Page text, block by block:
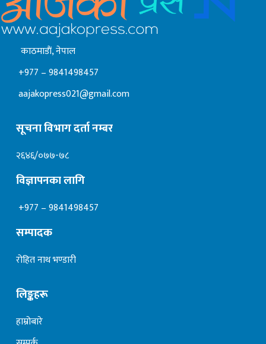
काठमाडाैं, नेपाल
+977 – 9841498457
aajakopress021@gmail.com
सूचना विभाग दर्ता नम्बर
२६४६/०७७-७८
विज्ञापनका लागि
+977 – 9841498457
सम्पादक
रोहित नाथ भण्डारी
लिङ्कहरू
हाम्रोबारे